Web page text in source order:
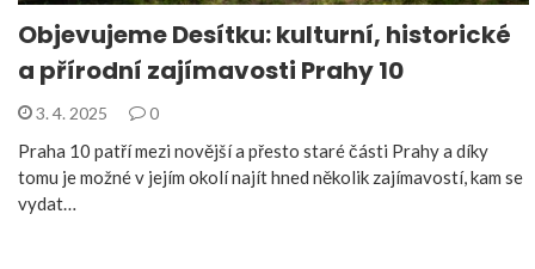
Objevujeme Desítku: kulturní, historické
a přírodní zajímavosti Prahy 10
3. 4. 2025 0
Praha 10 patří mezi novější a přesto staré části Prahy a díky
tomu je možné v jejím okolí najít hned několik zajímavostí, kam se
vydat…